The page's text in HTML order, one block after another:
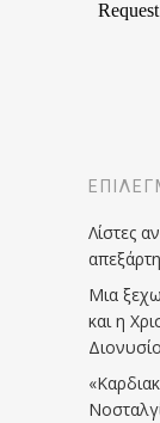
Λίστες
Μια
και η